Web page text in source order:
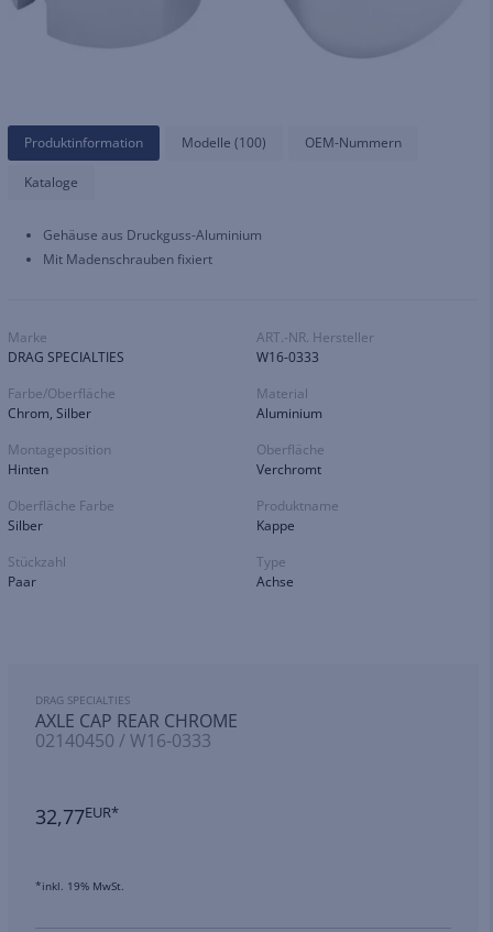
Produktinformation Modelle (100) OEM-Nummern
Kataloge
Gehäuse aus Druckguss-Aluminium
Mit Madenschrauben fixiert
Marke
DRAG SPECIALTIES
ART.-NR. Hersteller
W16-0333
Farbe/Oberfläche
Chrom, Silber
Material
Aluminium
Montageposition
Hinten
Oberfläche
Verchromt
Oberfläche Farbe
Silber
Produktname
Kappe
Stückzahl
Paar
Type
Achse
DRAG SPECIALTIES
AXLE CAP REAR CHROME
02140450 / W16-0333
32,77EUR*
*inkl. 19% MwSt.